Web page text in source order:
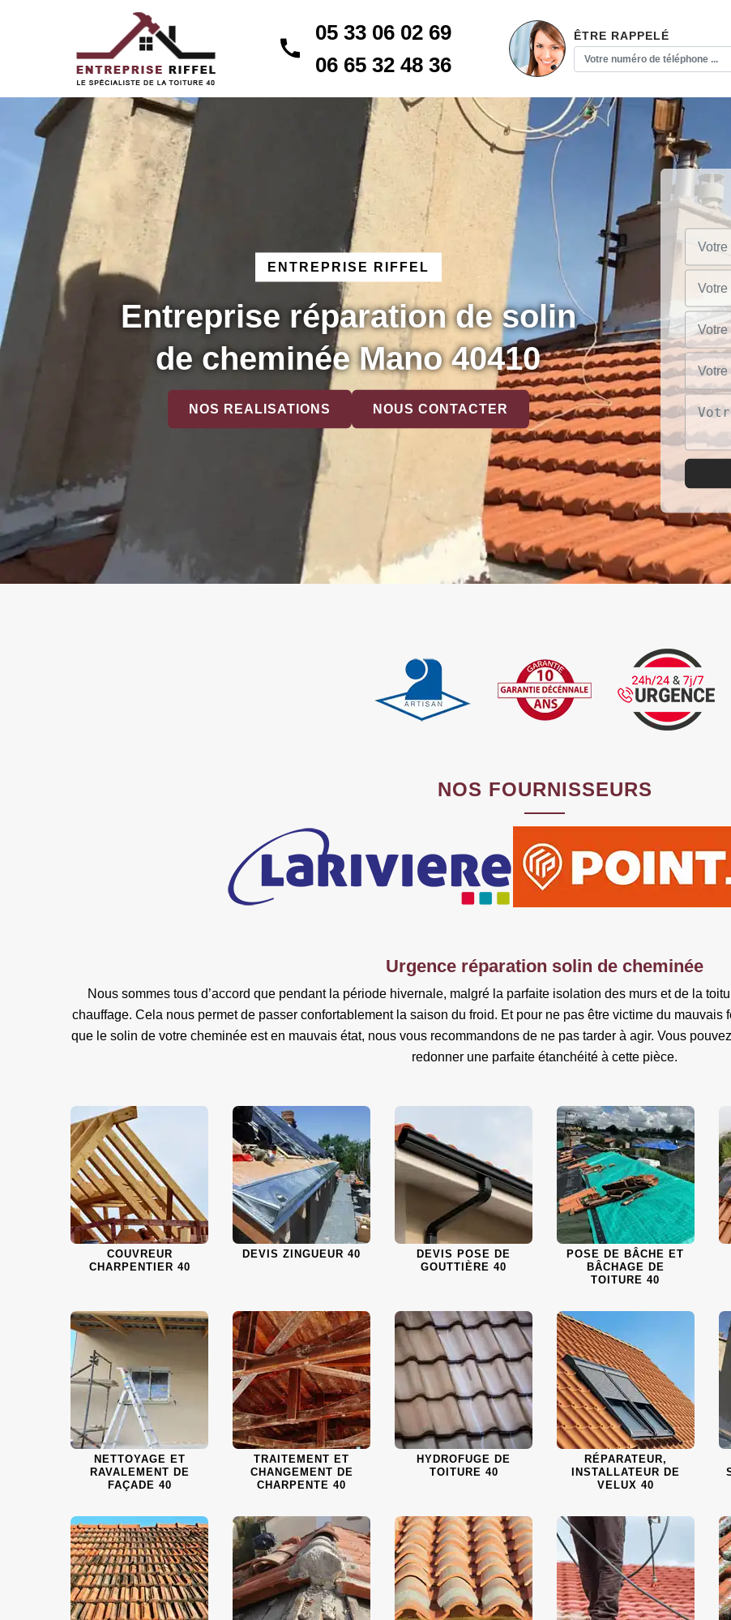
05 33 06 02 69
06 65 32 48 36
ÊTRE RAPPELÉ
ENTREPRISE RIFFEL
Entreprise réparation de solin
de cheminée Mano 40410
NOS REALISATIONS NOUS CONTACTER
NOS FOURNISSEURS
Urgence réparation solin de cheminée
Nous sommes tous d’accord que pendant la période hivernale, malgré la parfaite isolation des murs et de la
chauffage. Cela nous permet de passer confortablement la saison du froid. Et pour ne pas être victime du
que le solin de votre cheminée est en mauvais état, nous vous recommandons de ne pas tarder à agir. Vous
redonner une parfaite étanchéité à cette pièce.
COUVREUR
CHARPENTIER 40
DEVIS ZINGUEUR 40
DEVIS POSE DE
GOUTTIÈRE 40
POSE DE BÂCHE ET
BÂCHAGE DE
TOITURE 40
NETTOYAGE ET
RAVALEMENT DE
FAÇADE 40
TRAITEMENT ET
CHANGEMENT DE
CHARPENTE 40
HYDROFUGE DE
TOITURE 40
RÉPARATEUR,
INSTALLATEUR DE
VELUX 40